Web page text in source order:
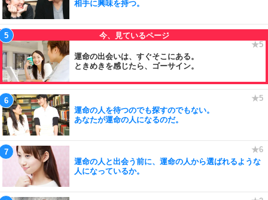
相手に興味を持つ。
運命の出会いは、すぐそこにある。
ときめきを感じたら、ゴーサイン。
運命の人を待つのでも探すのでもない。
あなたが運命の人になるのだ。
運命の人と出会う前に、運命の人から選ばれるような
人になっているか。